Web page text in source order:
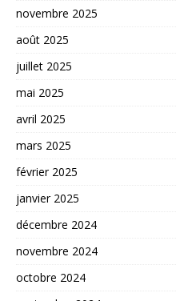
novembre 2025
août 2025
juillet 2025
mai 2025
avril 2025
mars 2025
février 2025
janvier 2025
décembre 2024
novembre 2024
octobre 2024